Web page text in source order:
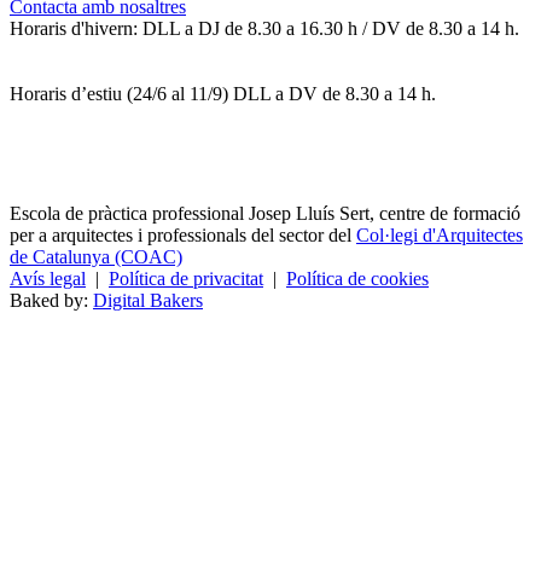
Contacta amb nosaltres
Horaris d'hivern: DLL a DJ de 8.30 a 16.30 h / DV de 8.30 a 14 h.
Horaris d’estiu (24/6 al 11/9) DLL a DV de 8.30 a 14 h.
Escola de pràctica professional Josep Lluís Sert, centre de formació
per a arquitectes i professionals del sector del Col·legi d'Arquitectes
de Catalunya (COAC)
Avís legal | Política de privacitat | Política de cookies
Baked by: Digital Bakers